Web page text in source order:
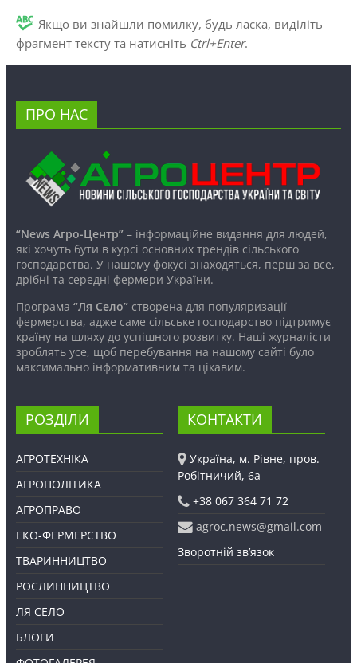
Якщо ви знайшли помилку, будь ласка, виділіть
фрагмент тексту та натисніть Ctrl+Enter.
ПРО НАС
“News Агро-Центр”– інформаційне видання для людей,
які хочуть бути в курсі основних трендів сільського
господарства. У нашому фокусі знаходяться, перш за все,
дрібні та середні фермери України.
Програма “Ля Село”створена для популяризації
фермерства, адже саме сільське господарство підтримує
країну на шляху до успішного розвитку. Наші журналісти
зроблять усе, щоб перебування на нашому сайті було
максимально інформативним та цікавим.
РОЗДІЛИ
АГРОТЕХНІКА
АГРОПОЛІТИКА
АГРОПРАВО
ЕКО-ФЕРМЕРСТВО
ТВАРИННИЦТВО
РОСЛИННИЦТВО
ЛЯ СЕЛО
БЛОГИ
КОНТАКТИ
Україна, м. Рівне, пров.
Робітничий, 6а
+38 067 364 71 72
agroc.news@gmail.com
Зворотній зв’язок